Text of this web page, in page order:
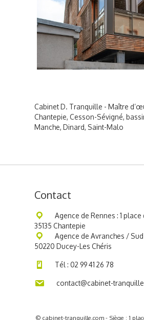
Cabinet D. Tranquille - Maître
Chantepie, Cesson-Sévigné,
Manche, Dinard, Saint-Malo
Contact
Agence de Rennes : 1
35135 Chantepie
Agence de Avranches /
50220 Ducey-Les Chéris
Tél : 02 99 41 26 78
contact@cabinet-
© cabinet-tranquille.com - Siège : 1